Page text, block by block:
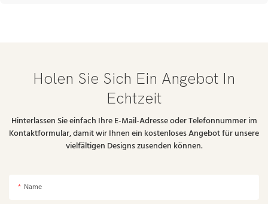
Holen Sie Sich Ein Angebot In
Echtzeit
Hinterlassen Sie einfach Ihre E-Mail-Adresse oder Telefonnummer im
Kontaktformular, damit wir Ihnen ein kostenloses Angebot für unsere
vielfältigen Designs zusenden können.
Name